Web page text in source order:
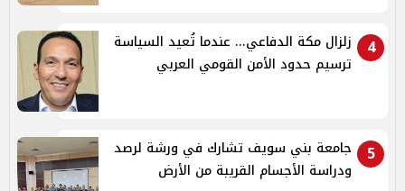
4
زلزال مكة الدفاعي... عندما تُعيد السياسة
ترسيم حدود الأمن القومي العربي
5
جامعة بني سويف تشارك في ورشة لرصد
ودراسة الأجسام القريبة من الأرض